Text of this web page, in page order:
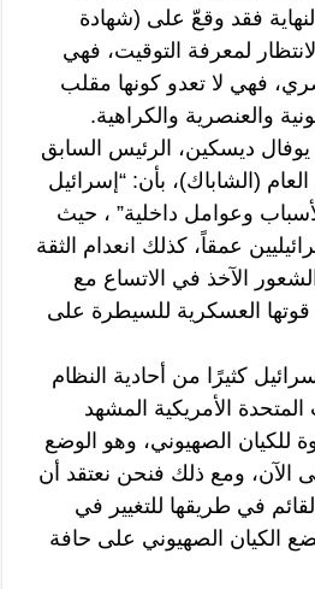
فقد وقعّ على (شهادة
لمعرفة التوقيت، فهي
فهي لا تعدو كونها مقلب
والعنصرية والكراهية.
صرح يوفال ديسكين، الرئيس السابق
(الشاباك)، بأن: “إسرائيل
وعوامل داخلية” ، حيث
عمقاً، كذلك انعدام الثقة
الآخذ في الاتساع مع
قوتها العسكرية للسيطرة على
كثيرًا من أحادية النظام
المتحدة الأمريكية المشهد
للكيان الصهيوني، وهو الوضع
الآن، ومع ذلك فنحن نعتقد أن
في طريقها للتغيير في
الكيان الصهيوني على حافة